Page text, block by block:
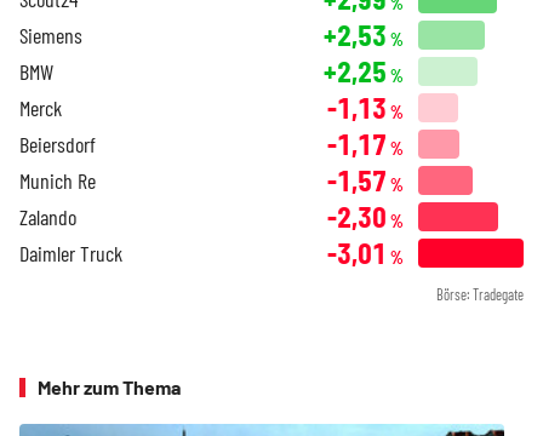
Siemens +2,53 %
BMW +2,25 %
Merck -1,13 %
Beiersdorf -1,17 %
Munich Re -1,57 %
Zalando -2,30 %
Daimler Truck -3,01 %
Börse: Tradegate
Mehr zum Thema